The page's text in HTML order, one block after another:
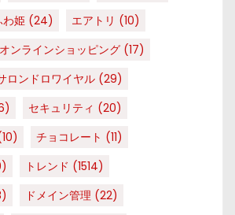
わ姫 (24) エアトリ (10)
オンラインショッピング (17)
ロンドロワイヤル (29)
セキュリティ (20)
チョコレート (11)
トレンド (1514)
ドメイン管理 (22)